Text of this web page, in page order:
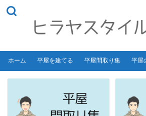
ホーム 平屋を建てる 平屋間取り集 平屋